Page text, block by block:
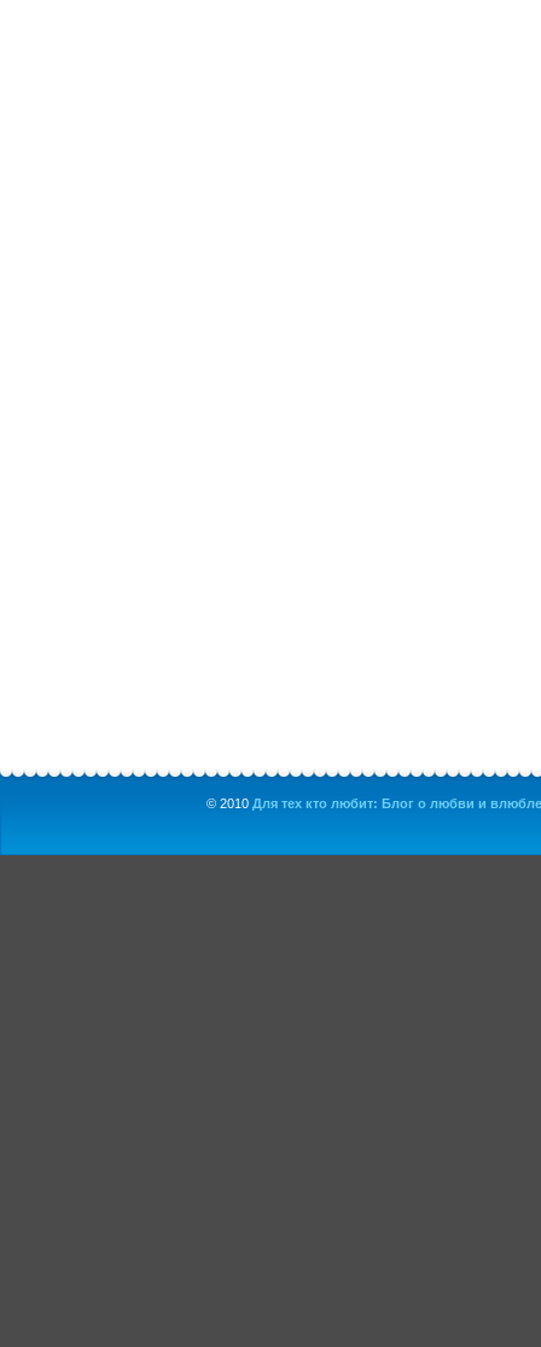
© 2010 Для тех кто любит: Блог о любви и